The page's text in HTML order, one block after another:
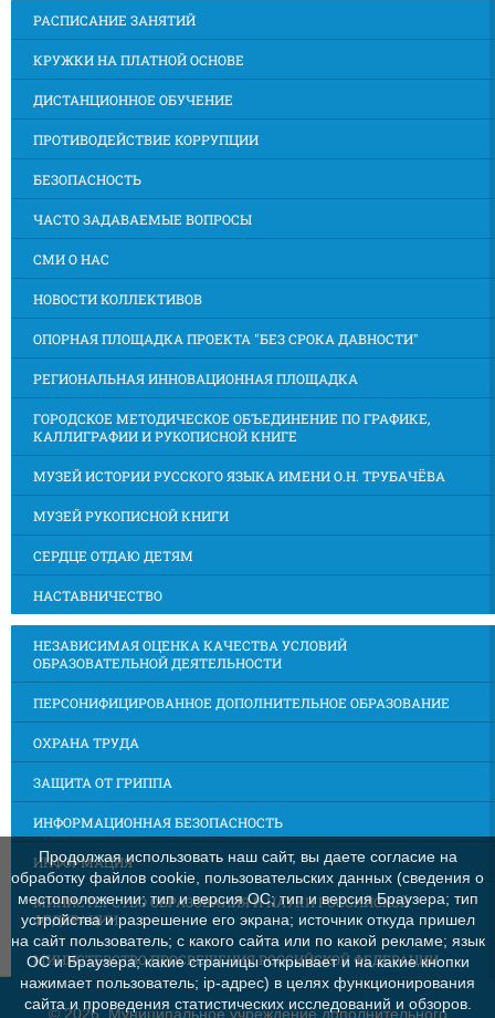
РАСПИСАНИЕ ЗАНЯТИЙ
КРУЖКИ НА ПЛАТНОЙ ОСНОВЕ
ДИСТАНЦИОННОЕ ОБУЧЕНИЕ
ПРОТИВОДЕЙСТВИЕ КОРРУПЦИИ
БЕЗОПАСНОСТЬ
ЧАСТО ЗАДАВАЕМЫЕ ВОПРОСЫ
СМИ О НАС
НОВОСТИ КОЛЛЕКТИВОВ
ОПОРНАЯ ПЛОЩАДКА ПРОЕКТА "БЕЗ СРОКА ДАВНОСТИ"
РЕГИОНАЛЬНАЯ ИННОВАЦИОННАЯ ПЛОЩАДКА
ГОРОДСКОЕ МЕТОДИЧЕСКОЕ ОБЪЕДИНЕНИЕ ПО ГРАФИКЕ,
КАЛЛИГРАФИИ И РУКОПИСНОЙ КНИГЕ
МУЗЕЙ ИСТОРИИ РУССКОГО ЯЗЫКА ИМЕНИ О.Н. ТРУБАЧЁВА
МУЗЕЙ РУКОПИСНОЙ КНИГИ
СЕРДЦЕ ОТДАЮ ДЕТЯМ
НАСТАВНИЧЕСТВО
НЕЗАВИСИМАЯ ОЦЕНКА КАЧЕСТВА УСЛОВИЙ
ОБРАЗОВАТЕЛЬНОЙ ДЕЯТЕЛЬНОСТИ
ПЕРСОНИФИЦИРОВАННОЕ ДОПОЛНИТЕЛЬНОЕ ОБРАЗОВАНИЕ
ОХРАНА ТРУДА
ЗАЩИТА ОТ ГРИППА
ИНФОРМАЦИОННАЯ БЕЗОПАСНОСТЬ
ИНФОРМАЦИЯ
МИНИСТЕРСТВО ОБРАЗОВАНИЯ И НАУКИ РОССИЙСКОЙ
ФЕДЕРАЦИИ
МИНИСТЕРСТВО ПРОСВЕЩЕНИЯ РОССИЙСКОЙ ФЕДЕРАЦИИ
©2026 Муниципальное учреждение дополнительного
Продолжая использовать наш сайт, вы даете согласие на
обработку файлов cookie, пользовательских данных (сведения о
местоположении; тип и версия ОС; тип и версия Браузера; тип
устройства и разрешение его экрана; источник откуда пришел
на сайт пользователь; с какого сайта или по какой рекламе; язык
ОС и Браузера; какие страницы открывает и на какие кнопки
нажимает пользователь; ip-адрес) в целях функционирования
сайта и проведения статистических исследований и обзоров.